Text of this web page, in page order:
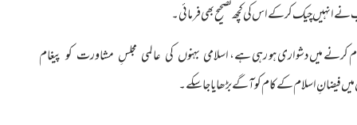
اسلامی بہنوں کی عالمی مجلسِ مشاورت کو پیغام
فیضانِ اسلام کے کام کو آگے بڑھایا جا سکے۔